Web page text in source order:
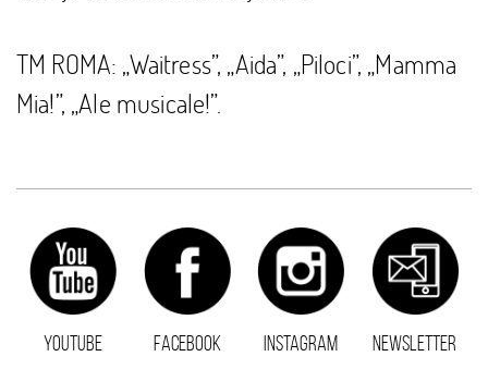
TM ROMA: „Waitress”, „Aida”, „Piloci”, „Mamma
Mia!”, „Ale musicale!”.
YOUTUBE FACEBOOK INSTAGRAM NEWSLETTER